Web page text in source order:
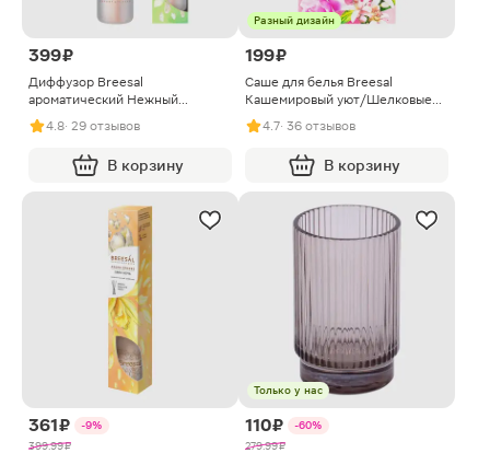
399 ₽
Диффузор Breesal
ароматический Нежный
поцелуй 40мл
4.8· 29 отзывов
В корзину
Разный дизайн
199 ₽
Саше для белья Breesal
Кашемировый уют/Шелковые
объятия в ассортименте
4.7· 36 отзывов
В корзину
361 ₽
-9%
399.99 ₽
Только у нас
110 ₽
-60%
279.99 ₽